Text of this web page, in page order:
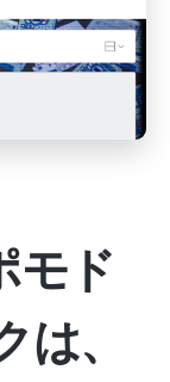
モド
、